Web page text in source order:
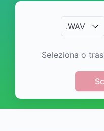
.WAV
Seleziona o